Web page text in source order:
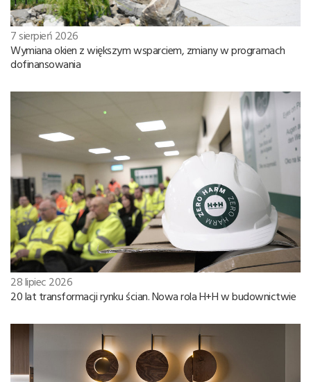
7 sierpień 2026
Wymiana okien z większym wsparciem, zmiany w programach
dofinansowania
28 lipiec 2026
20 lat transformacji rynku ścian. Nowa rola H+H w budownictwie